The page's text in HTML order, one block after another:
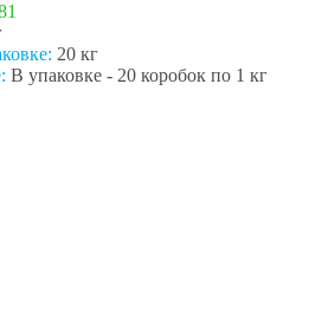
20 кг
В упаковке - 20 коробок по 1 кг